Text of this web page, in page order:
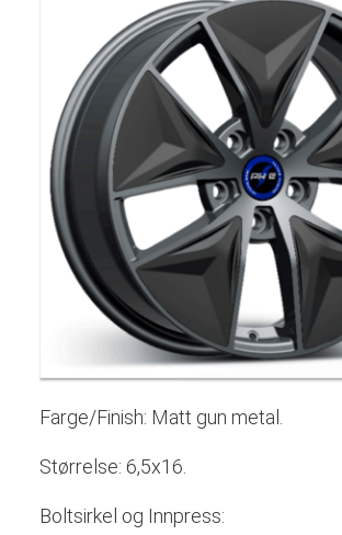
Farge/Finish: Matt gun metal.
Størrelse: 6,5x16.
Boltsirkel og Innpress: